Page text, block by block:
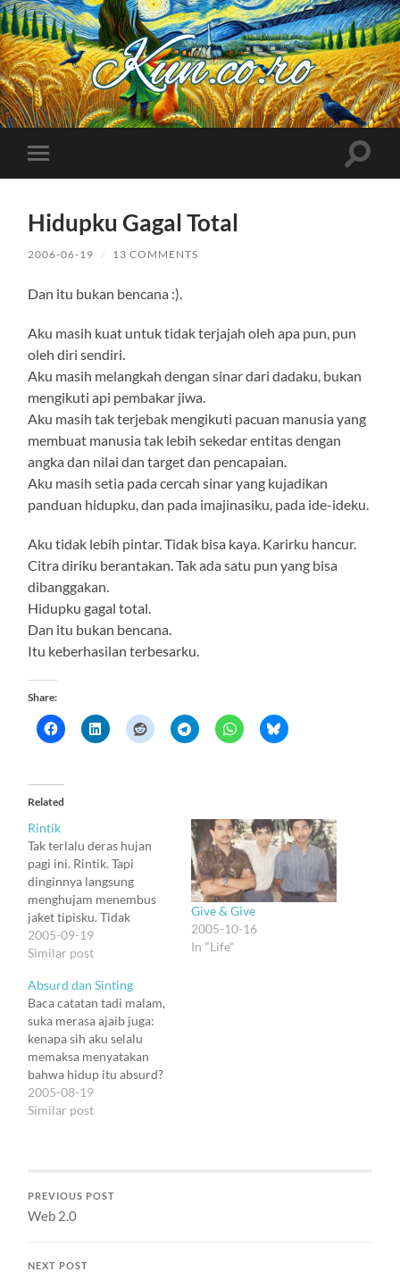
Kuncoro++
Toggle
mobile
Toggle
Hidupku Gagal Total
2006-06-19 / 13 COMMENTS
Dan itu bukan bencana :).
Aku masih kuat untuk tidak terjajah oleh apa pun, pun
oleh diri sendiri.
Aku masih melangkah dengan sinar dari dadaku, bukan
mengikuti api pembakar jiwa.
Aku masih tak terjebak mengikuti pacuan manusia yang
membuat manusia tak lebih sekedar entitas dengan
angka dan nilai dan target dan pencapaian.
Aku masih setia pada cercah sinar yang kujadikan
panduan hidupku, dan pada imajinasiku, pada ide-ideku.
Aku tidak lebih pintar. Tidak bisa kaya. Karirku hancur.
Citra diriku berantakan. Tak ada satu pun yang bisa
dibanggakan.
Hidupku gagal total.
Dan itu bukan bencana.
Itu keberhasilan terbesarku.
Share:
Related
Rintik
Tak terlalu deras hujan
pagi ini. Rintik. Tapi
dinginnya langsung
menghujam menembus
jaket tipisku. Tidak
menyiksa. Malah
menanamkan kesegaran
masa-masa
kebangkitanku, dingin
adalah sahabat, dan
kesegarannya adalah
anugerah. Sebagai bagian
dari kenangan, Iqbal tiba-
tiba menemaniku. "Jangan
mengharapkan
2005-09-19
Similar post
Give & Give
2005-10-16
In "Life"
Absurd dan Sinting
Baca catatan tadi malam,
suka merasa ajaib juga:
kenapa sih aku selalu
memaksa menyatakan
bahwa hidup itu absurd?
Semesta itu fana, dibentuk
dari proses fisika biasa,
mengajarkan manusia
untuk hidup dengan
2005-08-19
Similar post
PREVIOUS POST
Web 2.0
NEXT POST